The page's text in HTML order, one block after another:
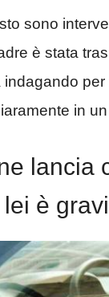
sono
è stata
in un
lancia
è